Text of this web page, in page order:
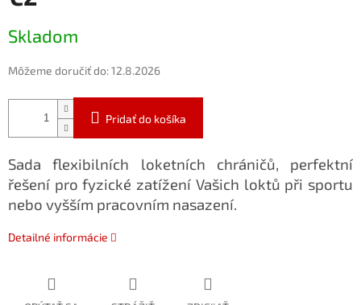
cena:
Skladom
Môžeme doručiť do:12.8.2026
Pridať do košíka
Sada flexibilních loketních chráničů, perfektní
řešení pro fyzické zatížení Vašich loktů při sportu
nebo vyšším pracovním nasazení.
Detailné informácie